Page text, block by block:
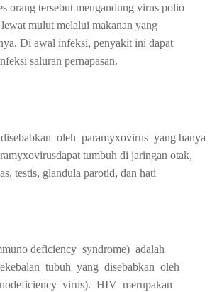
orang tersebut mengandung virus polio
mulut melalui makanan yang
Di awal infeksi, penyakit ini dapat
saluran pernapasan.
oleh paramyxovirus yang hanya
tumbuh di jaringan otak,
testis, glandula parotid, dan hati
deficiency syndrome) adalah
tubuh yang disebabkan oleh
virus). HIV merupakan